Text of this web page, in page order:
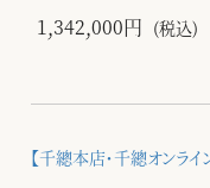
1,342,000円 (税込)
【千總本店・千總オンライ